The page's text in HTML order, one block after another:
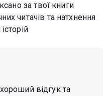
за твої книги
читачів та натхнення
відгук та